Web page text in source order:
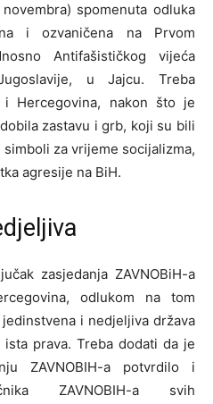
spomenuta odluka
i ozvaničena na Prvom
Antifašističkog vijeća
u Jajcu. Treba
Hercegovina, nakon što je
zastavu i grb, koji su bili
za vrijeme socijalizma,
agresije na BiH.
zasjedanja ZAVNOBiH-a
odlukom na tom
i nedjeljiva država
prava. Treba dodati da je
ZAVNOBIH-a potvrdilo i
ZAVNOBIH-a svih